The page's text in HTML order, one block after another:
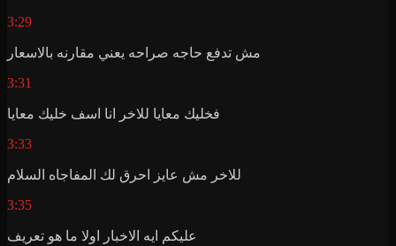
3:29
مش تدفع حاجه صراحه يعني مقارنه بالاسعار
3:31
فخليك معايا للاخر انا اسف خليك معايا
3:33
للاخر مش عايز احرق لك المفاجاه السلام
3:35
عليكم ايه الاخبار اولا ما هو تعريف